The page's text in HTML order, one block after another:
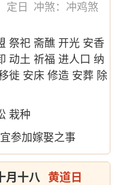
定日
冲煞：冲鸡煞
祭祀 斋醮 开光 安香
动土 祈福 进人口 纳
徙 安床 修造 安葬 除
栽种
参加嫁娶之事
月十八 黄道日